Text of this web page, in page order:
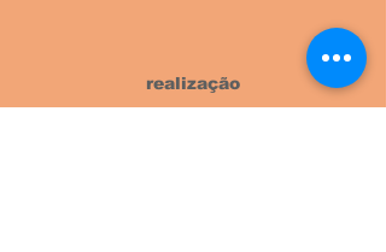
realização